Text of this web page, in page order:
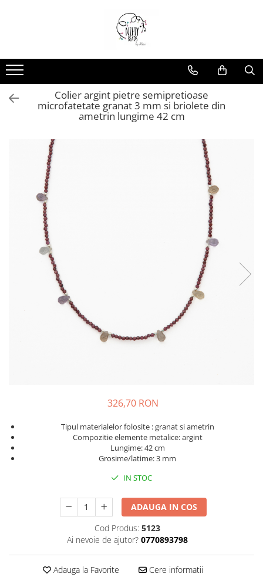
Colier argint pietre semipretioase
microfatetate granat 3 mm si briolete din
ametrin lungime 42 cm
326,70 RON
Tipul materialelor folosite : granat si ametrin
Compozitie elemente metalice: argint
Lungime: 42 cm
Grosime/latime: 3 mm
IN STOC
ADAUGA IN COS
Cod Produs: 5123
Ai nevoie de ajutor? 0770893798
Adauga la Favorite Cere informatii